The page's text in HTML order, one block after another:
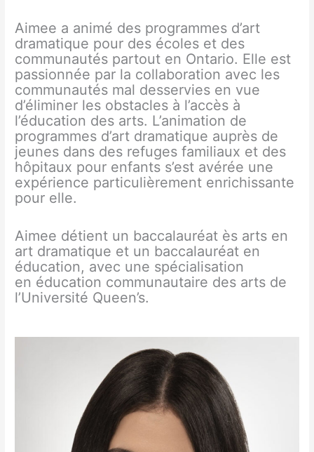
Aimee a animé des programmes d’art
dramatique pour des écoles et des
communautés partout en Ontario. Elle est
passionnée par la collaboration avec les
communautés mal desservies en vue
d’éliminer les obstacles à l’accès à
l’éducation des arts. L’animation de
programmes d’art dramatique auprès de
jeunes dans des refuges familiaux et des
hôpitaux pour enfants s’est avérée une
expérience particulièrement enrichissante
pour elle.
Aimee détient un baccalauréat ès arts en
art dramatique et un baccalauréat en
éducation, avec une spécialisation
en éducation communautaire des arts de
l’Université Queen’s.